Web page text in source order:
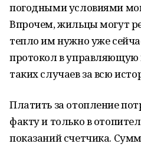
погодными условиями
Впрочем, жильцы могут
тепло им нужно уже
протокол в
таких случаев за всю
Платить за отопление
факту и только в
показаний счетчика.